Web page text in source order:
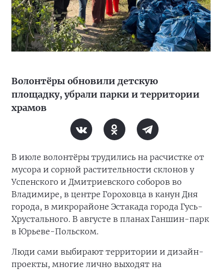
Волонтёры обновили детскую
площадку, убрали парки и территории
храмов
В июле волонтёры трудились на расчистке от
мусора и сорной растительности склонов у
Успенского и Дмитриевского соборов во
Владимире, в центре Гороховца в канун Дня
города, в микрорайоне Эстакада города Гусь-
Хрустального. В августе в планах Ганшин-парк
в Юрьеве-Польском.
Люди сами выбирают территории и дизайн-
проекты, многие лично выходят на